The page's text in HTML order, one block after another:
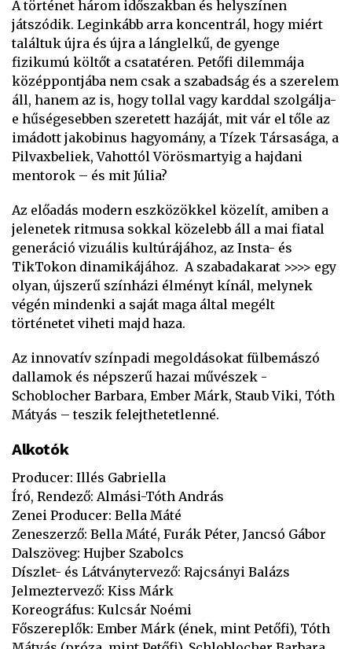
A történet három időszakban és helyszínen
játszódik. Leginkább arra koncentrál, hogy miért
találtuk újra és újra a lánglelkű, de gyenge
fizikumú költőt a csatatéren. Petőfi dilemmája
középpontjába nem csak a szabadság és a szerelem
áll, hanem az is, hogy tollal vagy karddal szolgálja-
e hűségesebben szeretett hazáját, mit vár el tőle az
imádott jakobinus hagyomány, a Tízek Társasága, a
Pilvaxbeliek, Vahottól Vörösmartyig a hajdani
mentorok – és mit Júlia?
Az előadás modern eszközökkel közelít, amiben a
jelenetek ritmusa sokkal közelebb áll a mai fiatal
generáció vizuális kultúrájához, az Insta- és
TikTokon dinamikájához. A szabadakarat >>>> egy
olyan, újszerű színházi élményt kínál, melynek
végén mindenki a saját maga által megélt
történetet viheti majd haza.
Az innovatív színpadi megoldásokat fülbemászó
dallamok és népszerű hazai művészek -
Schoblocher Barbara, Ember Márk, Staub Viki, Tóth
Mátyás – teszik felejthetetlenné.
Alkotók
Producer: Illés Gabriella
Író, Rendező: Almási-Tóth András
Zenei Producer: Bella Máté
Zeneszerző: Bella Máté, Furák Péter, Jancsó Gábor
Dalszöveg: Hujber Szabolcs
Díszlet- és Látványtervező: Rajcsányi Balázs
Jelmeztervező: Kiss Márk
Koreográfus: Kulcsár Noémi
Főszereplők: Ember Márk (ének, mint Petőfi), Tóth